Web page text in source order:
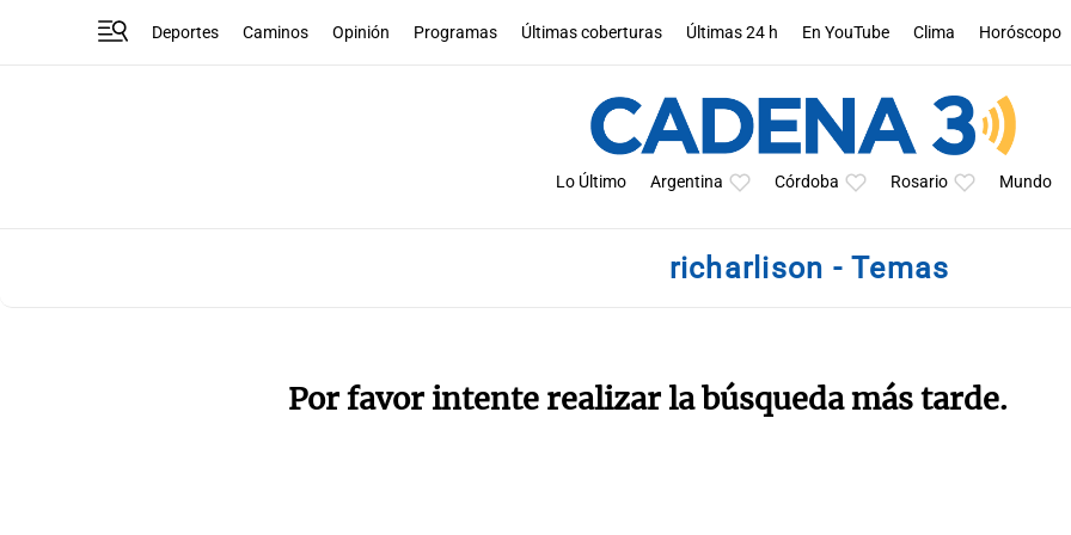
Deportes Caminos Opinión Programas Últimas coberturas Últimas 24 h En YouTube Clima Horóscopo
Lo Último Argentina Córdoba Rosario Mundo
richarlison - Temas
Por favor intente realizar la búsqueda más tarde.